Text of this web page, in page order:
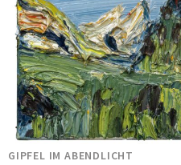
GIPFEL IM ABENDLICHT